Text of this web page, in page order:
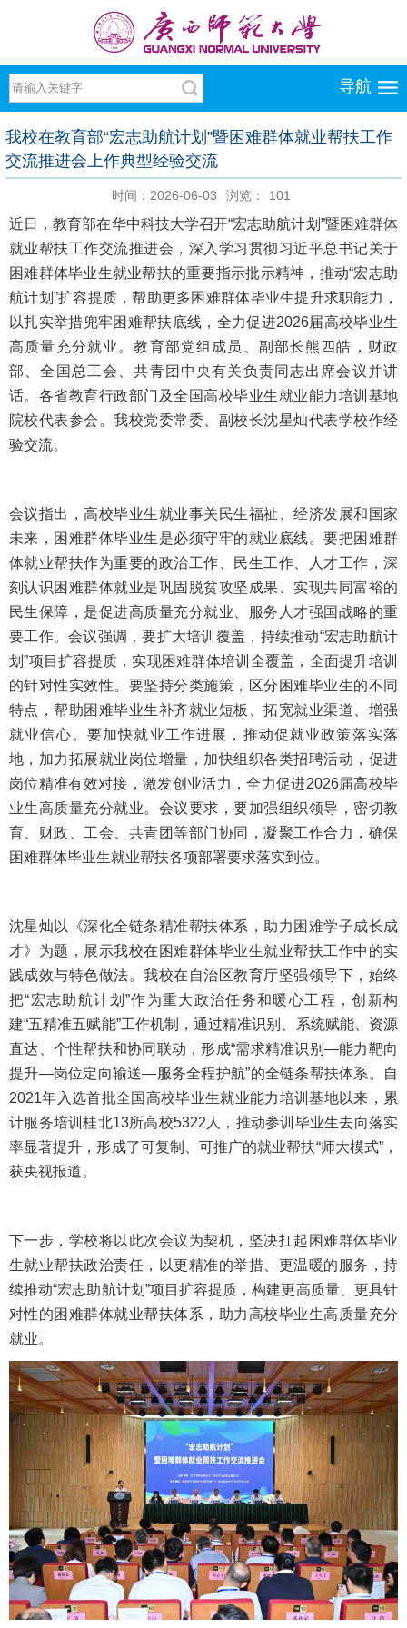
导航
我校在教育部“宏志助航计划”暨困难群体就业帮扶工作
交流推进会上作典型经验交流
时间：2026-06-03 浏览： 101
近日，教育部在华中科技大学召开“宏志助航计划”暨困难群体
就业帮扶工作交流推进会，深入学习贯彻习近平总书记关于
困难群体毕业生就业帮扶的重要指示批示精神，推动“宏志助
航计划”扩容提质，帮助更多困难群体毕业生提升求职能力，
以扎实举措兜牢困难帮扶底线，全力促进2026届高校毕业生
高质量充分就业。教育部党组成员、副部长熊四皓，财政
部、全国总工会、共青团中央有关负责同志出席会议并讲
话。各省教育行政部门及全国高校毕业生就业能力培训基地
院校代表参会。我校党委常委、副校长沈星灿代表学校作经
验交流。
会议指出，高校毕业生就业事关民生福祉、经济发展和国家
未来，困难群体毕业生是必须守牢的就业底线。要把困难群
体就业帮扶作为重要的政治工作、民生工作、人才工作，深
刻认识困难群体就业是巩固脱贫攻坚成果、实现共同富裕的
民生保障，是促进高质量充分就业、服务人才强国战略的重
要工作。会议强调，要扩大培训覆盖，持续推动“宏志助航计
划”项目扩容提质，实现困难群体培训全覆盖，全面提升培训
的针对性实效性。要坚持分类施策，区分困难毕业生的不同
特点，帮助困难毕业生补齐就业短板、拓宽就业渠道、增强
就业信心。要加快就业工作进展，推动促就业政策落实落
地，加力拓展就业岗位增量，加快组织各类招聘活动，促进
岗位精准有效对接，激发创业活力，全力促进2026届高校毕
业生高质量充分就业。会议要求，要加强组织领导，密切教
育、财政、工会、共青团等部门协同，凝聚工作合力，确保
困难群体毕业生就业帮扶各项部署要求落实到位。
沈星灿以《深化全链条精准帮扶体系，助力困难学子成长成
才》为题，展示我校在困难群体毕业生就业帮扶工作中的实
践成效与特色做法。我校在自治区教育厅坚强领导下，始终
把“宏志助航计划”作为重大政治任务和暖心工程，创新构
建“五精准五赋能”工作机制，通过精准识别、系统赋能、资源
直达、个性帮扶和协同联动，形成“需求精准识别—能力靶向
提升—岗位定向输送—服务全程护航”的全链条帮扶体系。自
2021年入选首批全国高校毕业生就业能力培训基地以来，累
计服务培训桂北13所高校5322人，推动参训毕业生去向落实
率显著提升，形成了可复制、可推广的就业帮扶“师大模式”，
获央视报道。
下一步，学校将以此次会议为契机，坚决扛起困难群体毕业
生就业帮扶政治责任，以更精准的举措、更温暖的服务，持
续推动“宏志助航计划”项目扩容提质，构建更高质量、更具针
对性的困难群体就业帮扶体系，助力高校毕业生高质量充分
就业。